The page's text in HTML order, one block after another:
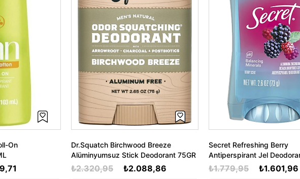
On
Dr.Squatch Birchwood Breeze
Alüminyumsuz Stick Deodorant 75GR
₺2.088,86
₺2.320,95
Secret Refreshing Berry
Antiperspirant Jel
₺1.601,96
₺1.779,95